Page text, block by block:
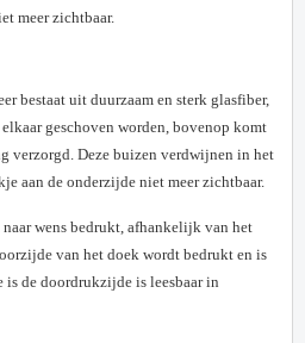
meer zichtbaar.
bestaat uit duurzaam en sterk glasfiber,
geschoven worden, bovenop komt
verzorgd. Deze buizen verdwijnen in het
aan de onderzijde niet meer zichtbaar.
wens bedrukt, afhankelijk van het
van het doek wordt bedrukt en is
is de doordrukzijde is leesbaar in